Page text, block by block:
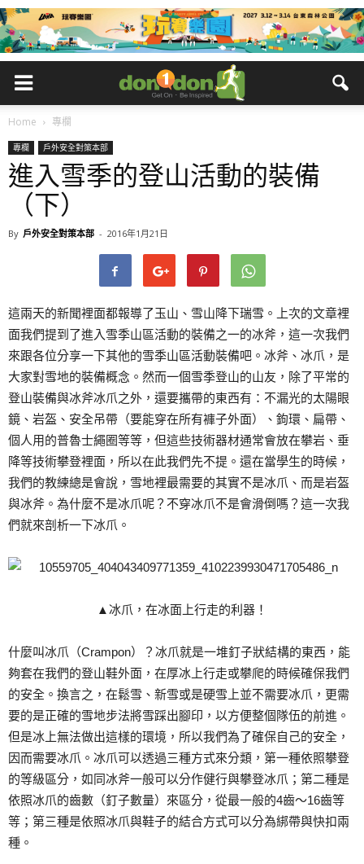
Home 專欄
專欄 戶外安全對策本部
進入雪季的登山活動的裝備
（下）
By 戶外安全對策本部 - 2016年1月21日
這兩天的新聞裡面都報導了玉山、雪山降下瑞雪。上次的文章裡
面我們提到了進入雪季山區活動的裝備之一的冰斧，這一次我們
來跟各位分享一下其他的雪季山區活動裝備吧。冰斧、冰爪，是
大家對雪地的裝備概念。然而一個雪季登山的山友，除了平常的
登山裝備與冰斧冰爪之外，還要攜帶的東西有：不漏光的太陽眼
鏡、岩盔、安全吊帶（要能穿在所有褲子外面）、鉤環、扁帶、
個人用的普魯士繩圈等等，但這些技術器材通常會放在攀岩、垂
降等技術攀登裡面，所以在此我們先不提。還在當學生的時候，
我們的教練總是會說，雪地裡最需要的其實不是冰爪、而是岩盔
與冰斧。為什麼不是冰爪呢？不穿冰爪不是會滑倒嗎？這一次我
們就來剖析一下冰爪。
▲冰爪，在冰面上行走的利器！
什麼叫冰爪（Crampon）？冰爪就是一堆釘子狀結構的東西，能
夠套在我們的登山鞋外面，在厚冰上行走或攀爬的時候確保我們
的安全。換言之，在鬆雪、新雪或是硬雪上並不需要冰爪，更需
要的是正確的雪地步法將雪踩出腳印，以方便整個隊伍的前進。
但是冰上無法做出這樣的環境，所以我們為了確保自己的安全，
因而需要冰爪。冰爪可以透過三種方式來分類，第一種依照攀登
的等級區分，如同冰斧一般可以分作健行與攀登冰爪；第二種是
依照冰爪的齒數（釘子數量）來區分，從最一般的4齒～16齒等
等；第三種是依照冰爪與鞋子的結合方式可以分為綁帶與快扣兩
種。